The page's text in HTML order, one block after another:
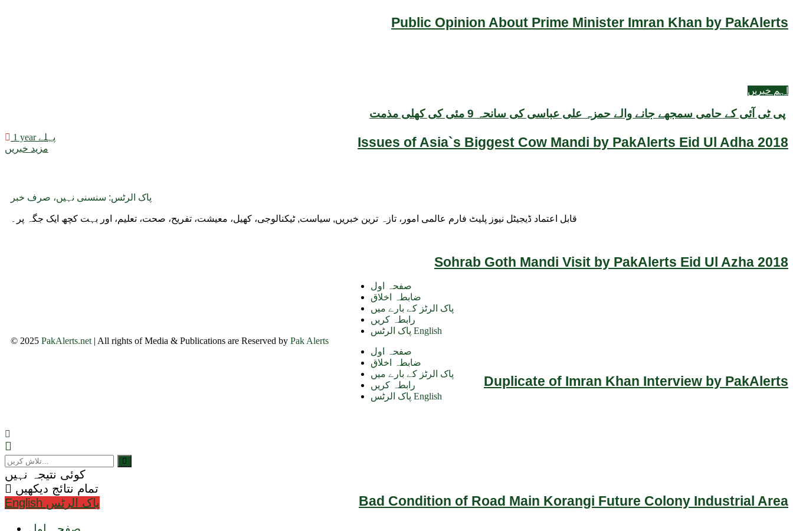
Public Opinion About Prime Minister Imran Khan by PakAlerts
Issues of Asia`s Biggest Cow Mandi by PakAlerts Eid Ul Adha 2018
Sohrab Goth Mandi Visit by PakAlerts Eid Ul Azha 2018
Duplicate of Imran Khan Interview by PakAlerts
Bad Condition of Road Main Korangi Future Colony Industrial Area
اہم خبریں
پی ٹی آئی کے حامی سمجھے جانے والے حمزہ علی عباسی کی سانحہ 9 مئی کی کھلی مذمت
1 year پہلے
مزید خبریں
پاک الرٹس: سنسنی نہیں، صرف خبر
قابل اعتماد ڈیجیٹل نیوز پلیٹ فارم عالمی امور، تازہ ترین خبریں, سیاست, ٹیکنالوجی، کھیل، معیشت، تفریح، صحت، تعلیم، اور بہت کچھ ایک جگہ پر۔
© 2025 PakAlerts.net | All rights of Media & Publications are Reserved by Pak Alerts
صفحہ اول
ضابطہ اخلاق
پاک الرٹز کے بارے میں
رابطہ کریں
پاک الرٹس English
صفحہ اول
ضابطہ اخلاق
پاک الرٹز کے بارے میں
رابطہ کریں
پاک الرٹس English
کوئی نتیجہ نہیں
تمام نتائج دیکھیں
English پاک الرٹس